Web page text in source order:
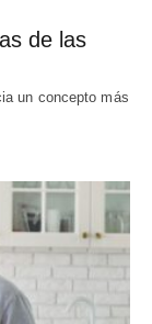
de las
un concepto más